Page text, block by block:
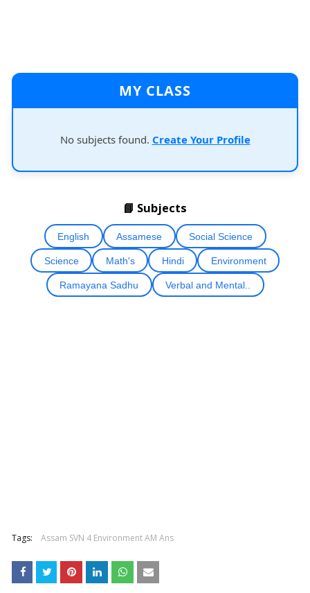
MY CLASS
No subjects found. Create Your Profile
📘 Subjects
English Assamese Social Science
Science Math's Hindi Environment
Ramayana Sadhu Verbal and Mental..
Tags: Assam SVN 4 Environment AM Ans